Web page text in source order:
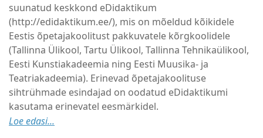
suunatud keskkond eDidaktikum
(http://edidaktikum.ee/), mis on mõeldud kõikidele
Eestis õpetajakoolitust pakkuvatele kõrgkoolidele
(Tallinna Ülikool, Tartu Ülikool, Tallinna Tehnikaülikool,
Eesti Kunstiakadeemia ning Eesti Muusika- ja
Teatriakadeemia). Erinevad õpetajakoolituse
sihtrühmade esindajad on oodatud eDidaktikumi
kasutama erinevatel eesmärkidel.
Loe edasi...